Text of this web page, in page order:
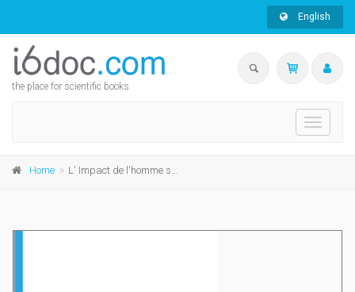
English
the place for scientific books
Toggle
Home L' Impact de l'homme sur l'écosystème Meuse